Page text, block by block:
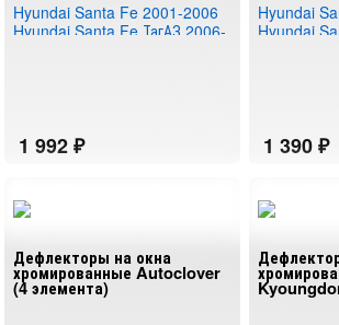
Hyundai Santa Fe 2001-2006
Hyundai Santa Fe ТагАЗ 2006-
Hyundai
Hyundai
Дефлекторы на окна
хромированные Autoclover
(4 элемента)